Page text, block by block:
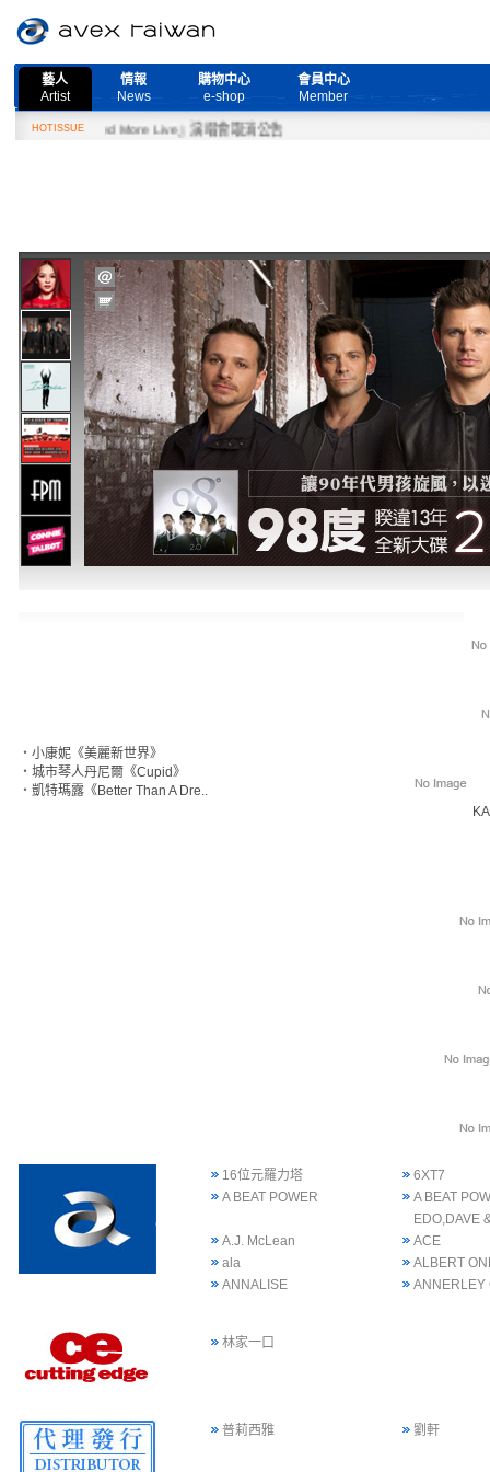
藝人
Artist
情報
News
購物中心
e-shop
會員中心
Member
HOTISSUE
27日『Need More Live』演唱會取消公告
‧ 小康妮《美麗新世界》
‧ 城市琴人丹尼爾《Cupid》
‧ 凱特瑪露《Better Than A Dre..
16位元羅力塔
6XT7
A BEAT POWER
A BEAT
EDO,DAVE
A.J. McLean
ACE
ala
ALBERT
ANNALISE
ANNERLEY
林家一口
普莉西雅 劉軒